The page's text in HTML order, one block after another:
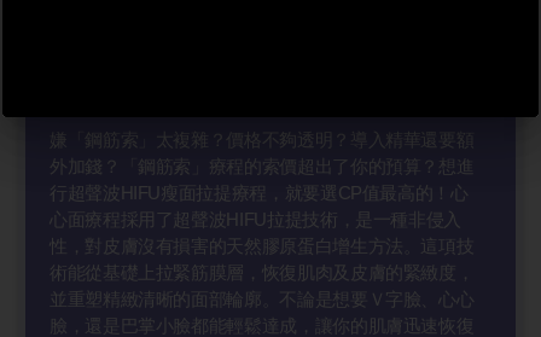
嫌「鋼筋索」太複雜？價格不夠透明？導入精華還要額
外加錢？「鋼筋索」療程的索價超出了你的預算？想進
行超聲波HIFU瘦面拉提療程，就要選CP值最高的！心
心面療程採用了超聲波HIFU拉提技術，是一種非侵入
性，對皮膚沒有損害的天然膠原蛋白增生方法。這項技
術能從基礎上拉緊筋膜層，恢復肌肉及皮膚的緊緻度，
並重塑精緻清晰的面部輪廓。不論是想要Ｖ字臉、心心
臉，還是巴掌小臉都能輕鬆達成，讓你的肌膚迅速恢復